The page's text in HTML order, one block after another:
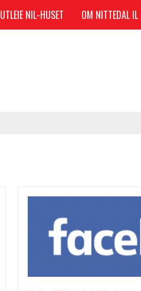
UTLEIE NIL-HUSET OM NITTEDAL IL